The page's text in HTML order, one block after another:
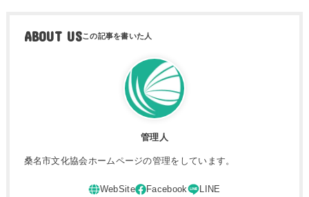
ABOUT US
管理人
桑名市文化協会ホームページの管理をしています。